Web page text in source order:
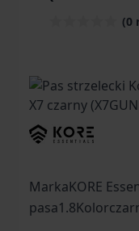
(0
MarkaKORE